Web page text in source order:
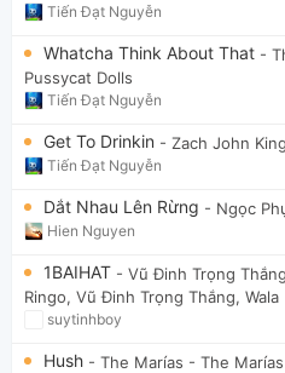
Tiến Đạt Nguyễn
Whatcha Think About That -
Pussycat Dolls
Tiến Đạt Nguyễn
Get To Drinkin - Zach John King
Tiến Đạt Nguyễn
Dắt Nhau Lên Rừng - Ngọc
Hien Nguyen
1BAIHAT - Vũ Đinh Trọng
Ringo, Vũ Đinh Trọng Thắng, Wala
suytinhboy
Hush - The Marías - The Marías